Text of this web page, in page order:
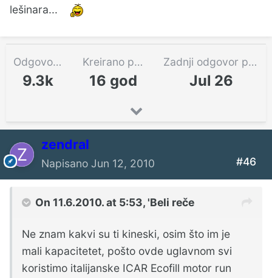
lešinara...
Odgovora
9.3k
Kreirano pre
16 god
Zadnji odgovor pre
Jul 26
zendral
Napisano Jun 12, 2010 #46
On 11.6.2010. at 5:53, 'Beli reče
Ne znam kakvi su ti kineski, osim što im je
mali kapacitetet, pošto ovde uglavnom svi
koristimo italijanske ICAR Ecofill motor run